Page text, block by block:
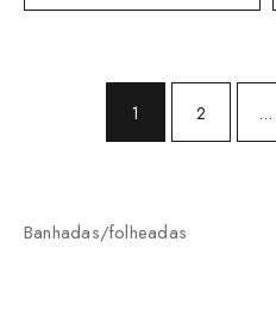
1 2 …
Banhadas/folheadas